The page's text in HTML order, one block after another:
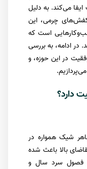
می‌کند. به دلیل
کفش‌های چرمی، این
است که
ادامه، به بررسی
در این حوزه، و
دارد؟
شیک همواره در
بالا باعث شده
فصول سرد سال و